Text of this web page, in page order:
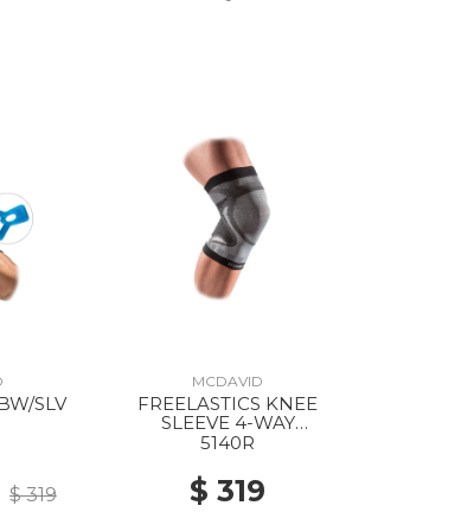
$ 319
MCDAVID
FREELASTICS KNEE
SLEEVE 4-WAY
SEAMLESS ELASTIC
5140R
$ 319